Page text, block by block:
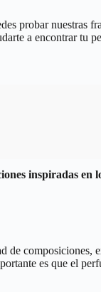
probar nuestras
a encontrar tu
inspiradas en
composiciones,
es que el